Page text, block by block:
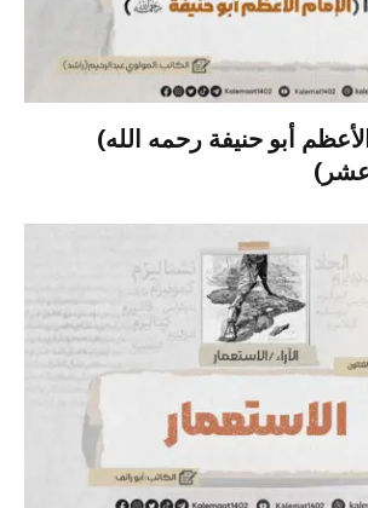
أبو حنيفة رحمه الله)
عشر)